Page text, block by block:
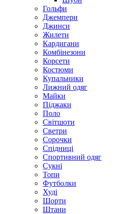
Гольфи
Джемпери
Джинси
Жилети
Кардигани
Комбінезони
Корсети
Костюми
Купальники
Лижний одяг
Майки
Піджаки
Поло
Світшоти
Светри
Сорочки
Спідниці
Спортивний одяг
Сукні
Топи
Футболки
Худі
Шорти
Штани